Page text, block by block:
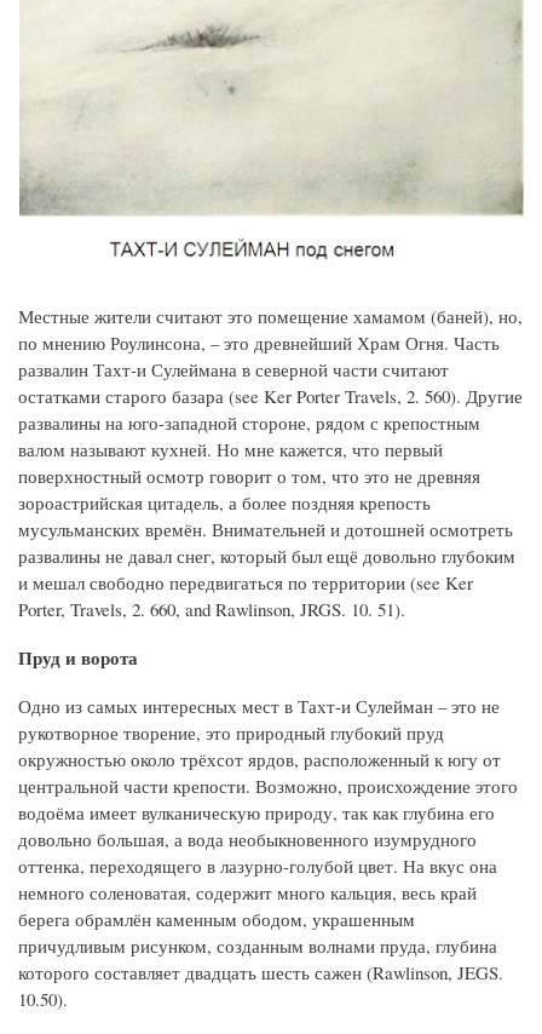
Местные жители считают это помещение хамамом (баней), но,
по мнению Роулинсона, – это древнейший Храм Огня. Часть
развалин Тахт-и Сулеймана в северной части считают
остатками старого базара (see Ker Porter Travels, 2. 560). Другие
развалины на юго-западной стороне, рядом с крепостным
валом называют кухней. Но мне кажется, что первый
поверхностный осмотр говорит о том, что это не древняя
зороастрийская цитадель, а более поздняя крепость
мусульманских времён. Внимательней и дотошней осмотреть
развалины не давал снег, который был ещё довольно глубоким
и мешал свободно передвигаться по территории (see Ker
Porter, Travels, 2. 660, and Rawlinson, JRGS. 10. 51).
Пруд и ворота
Одно из самых интересных мест в Тахт-и Сулейман – это не
рукотворное творение, это природный глубокий пруд
окружностью около трёхсот ярдов, расположенный к югу от
центральной части крепости. Возможно, происхождение этого
водоёма имеет вулканическую природу, так как глубина его
довольно большая, а вода необыкновенного изумрудного
оттенка, переходящего в лазурно-голубой цвет. На вкус она
немного соленоватая, содержит много кальция, весь край
берега обрамлён каменным ободом, украшенным
причудливым рисунком, созданным волнами пруда, глубина
которого составляет двадцать шесть сажен (Rawlinson, JEGS.
10.50).